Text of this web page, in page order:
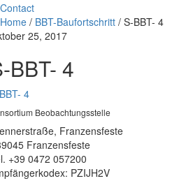
Contact
Home / BBT-Baufortschritt / S-BBT- 4
25, 2017
BBT- 4
4
Beobachtungsstelle
Franzensfeste
Franzensfeste
+39 0472 057200
PZIJH2V